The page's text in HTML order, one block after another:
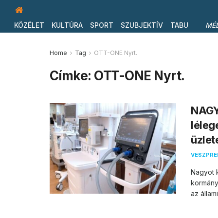
KÖZÉLET KULTÚRA SPORT SZUBJEKTÍV TABU
Home Tag OTT-ONE Nyrt.
Címke: OTT-ONE Nyrt.
Nagyot
az